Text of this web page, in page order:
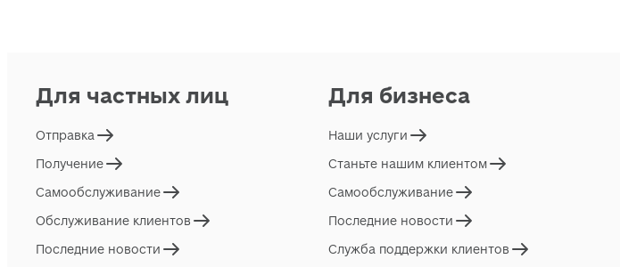
Для частных лиц
Отправка
Получение
Самообслуживание
Обслуживание клиентов
Последние новости
Для бизнеса
Наши услуги
Станьте нашим клиентом
Самообслуживание
Последние новости
Служба поддержки клиентов